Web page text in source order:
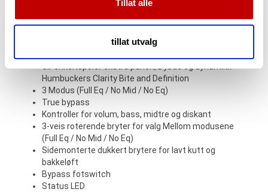
vårt, med partnerne våre innen sosiale medier,
annonsering og analysearbeid, som kan kombinere den
med annen informasjon du har gjort tilgjengelig for dem,
Tillat alle
tillat utvalg
opp til +24 dB boost
3 -Band EQ med +-15 dB boost/kutt per frekvensbånd
Fungerer bra for å øke pedaler av forvrengningstype
Gir enkeltspoler ekstra punch, Dybde og dynamikk
Humbuckers Clarity Bite and Definition
3 Modus (Full Eq / No Mid / No Eq)
True bypass
Kontroller for volum, bass, midtre og diskant
3-veis roterende bryter for valg Mellom modusene
(Full Eq / No Mid / No Eq)
Sidemonterte dukkert brytere for lavt kutt og
bakkeløft
Bypass fotswitch
Status LED